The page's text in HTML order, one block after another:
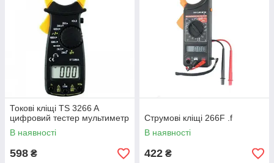
Токові кліщі TS 3266 A
цифровий тестер мультиметр
В наявності
598 ₴
Струмові кліщі 266F .f
В наявності
422 ₴